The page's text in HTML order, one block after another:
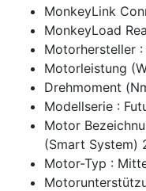
MonkeyLink
MonkeyLoad
Motorhersteller :
Motorleistung
Drehmoment
Modellserie :
Motor
(Smart System)
Motor-Typ :